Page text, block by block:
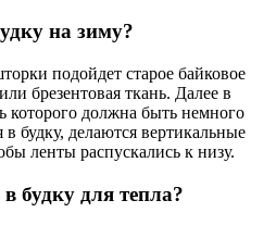
на зиму?
подойдет старое байковое
брезентовая ткань. Далее в
которого должна быть немного
будку, делаются вертикальные
ленты распускались к низу.
будку для тепла?